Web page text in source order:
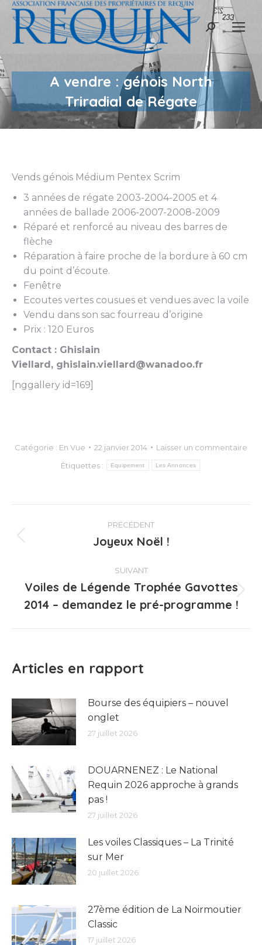
Recherche
A vendre : génois North
Triradial de Régate
Vends génois Médium Pentex Scrim
3 années de régate 2003-2004-2005 et 4
années de ballade 2006-2007-2008-2009
Réparé et renforcé au niveau des barres de
flèche
Réparation à faire proche de la bordure à 60 cm
du point d’écoute.
Fenêtre
Ecoutes vertes cousues et vendues avec la voile
Vendu dans son sac fourreau d’origine
Prix : 120 Euros
Contact : Ghislain
Viellard, ghislain.viellard@wanadoo.fr
[nggallery id=169]
Catégorie : En Vue 22 janvier 2014
Laisser un commentaire
Étiquettes :
Equipement Les Annonces
Navigation
article
PRÉCÉDENT
Article
:
Joyeux Noël !
SUIVANT
Article
suivant
Voiles de Légende Trophée Gavottes
2014 – demandez le pré-programme !
Articles en rapport
Bourse des équipiers – nouvel
onglet
27 juillet 2026
DOUARNENEZ : Le National
Requin 2026 approche à grands
pas !
27 juillet 2026
Les voiles Classiques – La Trinité
sur Mer
20 juillet 2026
27ème édition de La Noirmoutier
Classic
17 juillet 2026